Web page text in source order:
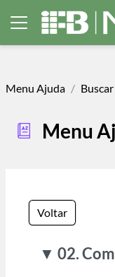
Ir para o conteúdo
Painel lateral
Menu Ajuda Buscar
Menu
Voltar
▼ 02.